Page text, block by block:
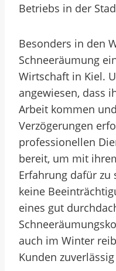
Betriebs in der
Besonders in den
Schneeräumung
Wirtschaft in Kiel.
angewiesen, dass
Arbeit kommen
Verzögerungen
professionellen
bereit, um mit
Erfahrung dafür zu
keine
eines gut
auch im Winter
Kunden